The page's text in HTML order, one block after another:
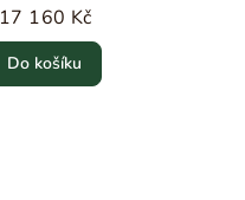
17 160 Kč
Do košíku